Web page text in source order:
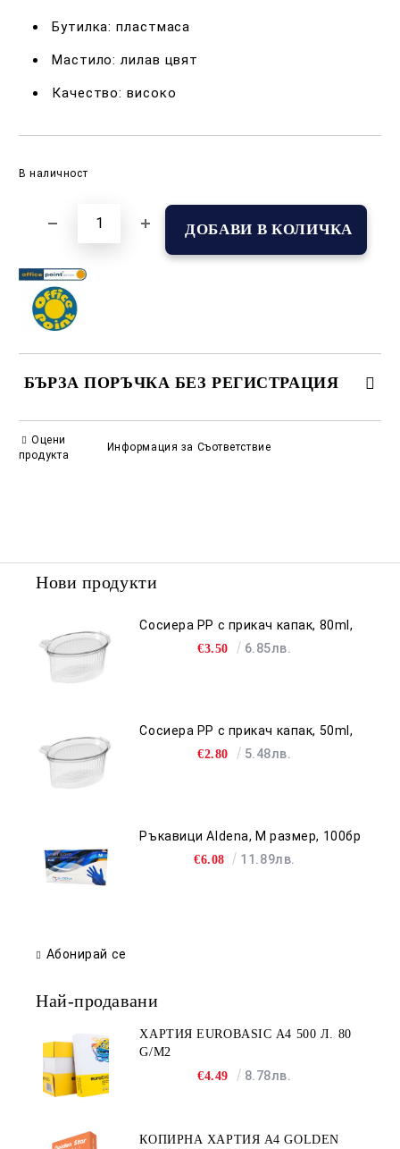
Бутилка: пластмаса
Мастило: лилав цвят
Качество: високо
В наличност
БЪРЗА ПОРЪЧКА БЕЗ РЕГИСТРАЦИЯ
Оцени
продукта
Информация за Съответствие
Нови продукти
Сосиера PP с прикач капак, 80ml,
€3.50 6.85лв.
Сосиера PP с прикач капак, 50ml,
€2.80 5.48лв.
Ръкавици Aldena, M размер, 100бр
€6.08 11.89лв.
Абонирай се
Най-продавани
ХАРТИЯ EUROBASIC А4 500 Л. 80
G/M2
€4.49
8.78лв.
КОПИРНА ХАРТИЯ A4 GOLDEN